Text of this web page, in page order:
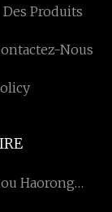
Des Produits
Nous